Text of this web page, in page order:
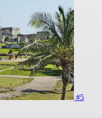
#5